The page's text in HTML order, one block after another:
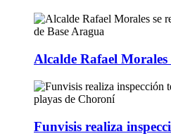
Alcalde Rafael
Funvisis realiza